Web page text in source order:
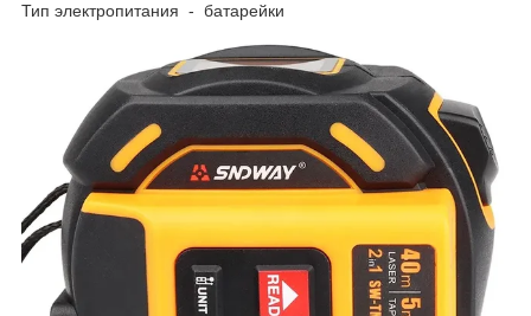
Тип электропитания - батарейки